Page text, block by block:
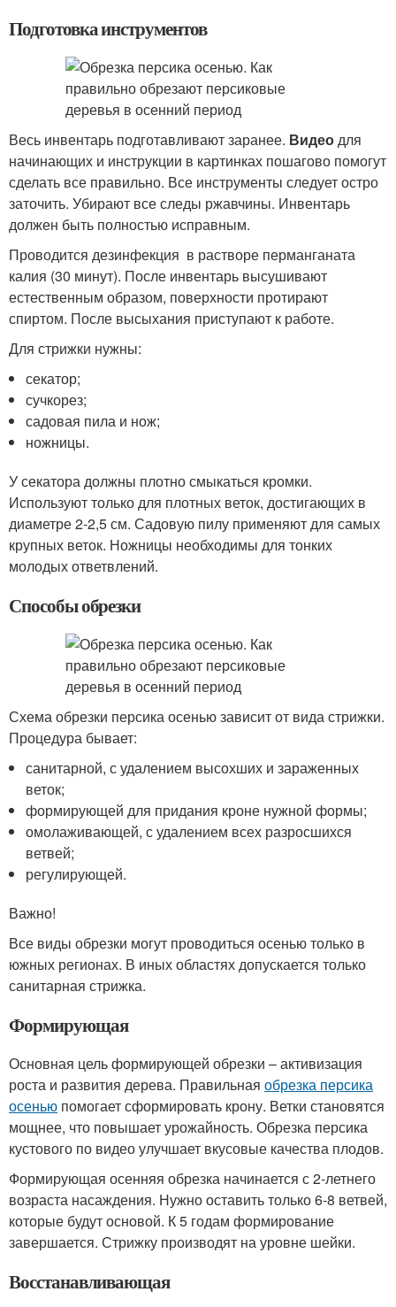
Подготовка инструментов
Весь инвентарь подготавливают заранее. Видеодля
начинающих и инструкции в картинках пошагово помогут
сделать все правильно. Все инструменты следует остро
заточить. Убирают все следы ржавчины. Инвентарь
должен быть полностью исправным.
Проводится дезинфекция в растворе перманганата
калия (30 минут). После инвентарь высушивают
естественным образом, поверхности протирают
спиртом. После высыхания приступают к работе.
Для стрижки нужны:
секатор;
сучкорез;
садовая пила и нож;
ножницы.
У секатора должны плотно смыкаться кромки.
Используют только для плотных веток, достигающих в
диаметре 2-2,5 см. Садовую пилу применяют для самых
крупных веток. Ножницы необходимы для тонких
молодых ответвлений.
Способы обрезки
Схема обрезки персика осенью зависит от вида стрижки.
Процедура бывает:
санитарной, с удалением высохших и зараженных
веток;
формирующей для придания кроне нужной формы;
омолаживающей, с удалением всех разросшихся
ветвей;
регулирующей.
Важно!
Все виды обрезки могут проводиться осенью только в
южных регионах. В иных областях допускается только
санитарная стрижка.
Формирующая
Основная цель формирующей обрезки – активизация
роста и развития дерева. Правильная обрезка персика
осенью помогает сформировать крону. Ветки становятся
мощнее, что повышает урожайность. Обрезка персика
кустового по видео улучшает вкусовые качества плодов.
Формирующая осенняя обрезка начинается с 2-летнего
возраста насаждения. Нужно оставить только 6-8 ветвей,
которые будут основой. К 5 годам формирование
завершается. Стрижку производят на уровне шейки.
Восстанавливающая